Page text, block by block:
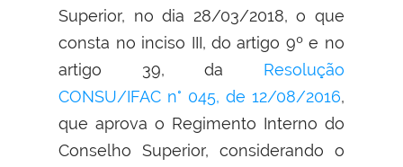
Superior, no dia 28/03/2018, o que
consta no inciso III, do artigo 9º e no
artigo 39, da Resolução
CONSU/IFAC n° 045, de 12/08/2016,
que aprova o Regimento Interno do
Conselho Superior, considerando o